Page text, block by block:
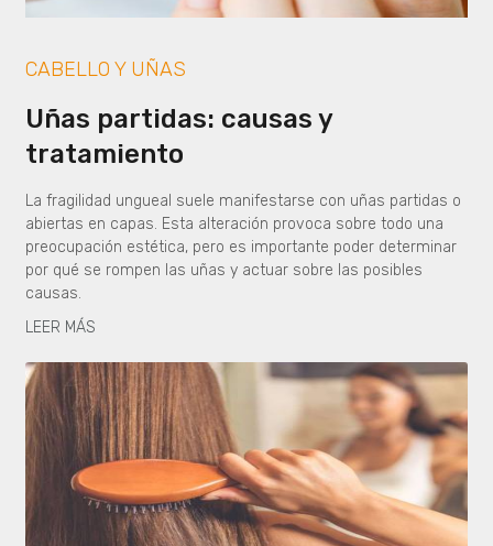
CABELLO Y UÑAS
Uñas partidas: causas y
tratamiento
La fragilidad ungueal suele manifestarse con uñas partidas o
abiertas en capas. Esta alteración provoca sobre todo una
preocupación estética, pero es importante poder determinar
por qué se rompen las uñas y actuar sobre las posibles
causas.
LEER MÁS